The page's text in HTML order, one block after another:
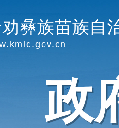
彝族苗族自
政